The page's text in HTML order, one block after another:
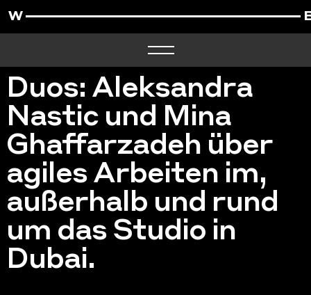
Duos: Aleksandra
Nastic und Mina
Ghaffarzadeh über
agiles Arbeiten im,
außerhalb und rund
um das Studio in
Dubai.